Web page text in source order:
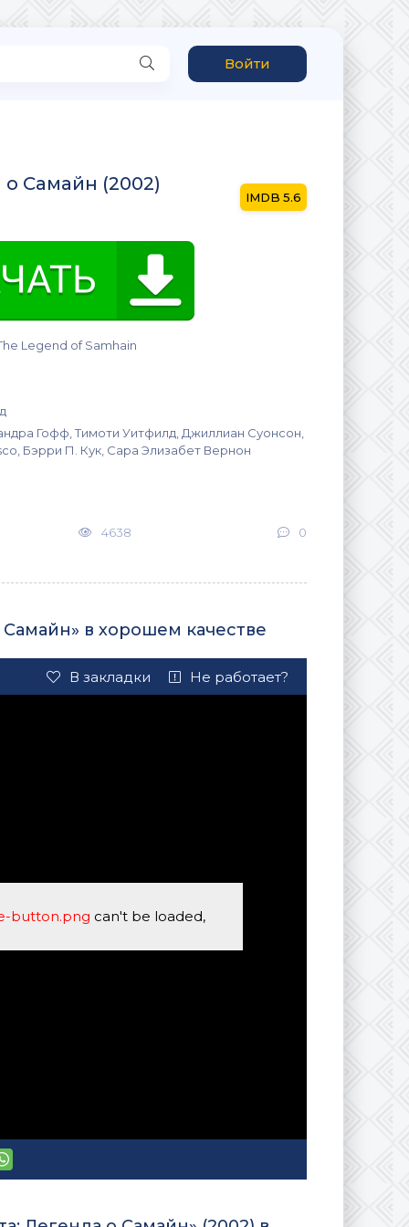
Войти
Самайн (2002)
5.6
Legend of Samhain
Гофф, Тимоти Уитфилд, Джиллиан Суонсон,
Бэрри П. Кук, Сара Элизабет Вернон
4638 0
в хорошем качестве
В закладки Не работает?
button.png can't be loaded,